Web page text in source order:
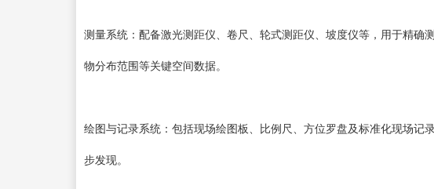
测量系统：配备激光测距仪、卷尺、轮式测距仪、坡度仪等，用于精确
物分布范围等关键空间数据。
绘图与记录系统：包括现场绘图板、比例尺、方位罗盘及标准化现场记
步发现。